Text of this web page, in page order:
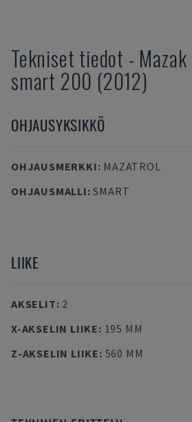
Tekniset tiedot - Mazak
smart 200 (2012)
OHJAUSYKSIKKÖ
OHJAUSMERKKI: MAZATROL
OHJAUSMALLI:SMART
LIIKE
AKSELIT: 2
X-AKSELIN LIIKE: 195 MM
Z-AKSELIN LIIKE: 560 MM